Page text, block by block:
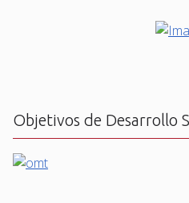
Objetivos de Desarrollo